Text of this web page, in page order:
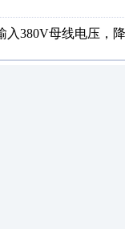
入380V母线电压，